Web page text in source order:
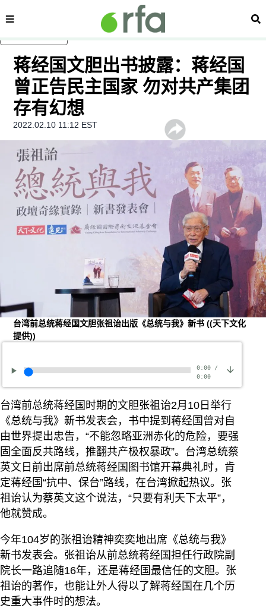
内容分类 搜
蒋经国文胆出书披露：蒋经国
曾正告民主国家 勿对共产集团
存有幻想
2022.02.10 11:12 EST
台湾前总统蒋经国文胆张祖诒出版《总统与我》新书((天下文化
提供))
0:00/
0:00
台湾前总统蒋经国时期的文胆张祖诒2月10日举行
《总统与我》新书发表会，书中提到蒋经国曾对自
由世界提出忠告，“不能忽略亚洲赤化的危险，要强
固全面反共路线，推翻共产极权暴政”。台湾总统蔡
英文日前出席前总统蒋经国图书馆开幕典礼时，肯
定蒋经国“抗中、保台”路线，在台湾掀起热议。张
祖诒认为蔡英文这个说法，“只要有利天下太平”，
他就赞成。
今年104岁的张祖诒精神奕奕地出席《总统与我》
新书发表会。张祖诒从前总统蒋经国担任行政院副
院长一路追随16年，还是蒋经国最信任的文胆。张
祖诒的著作，也能让外人得以了解蒋经国在几个历
史重大事件时的想法。